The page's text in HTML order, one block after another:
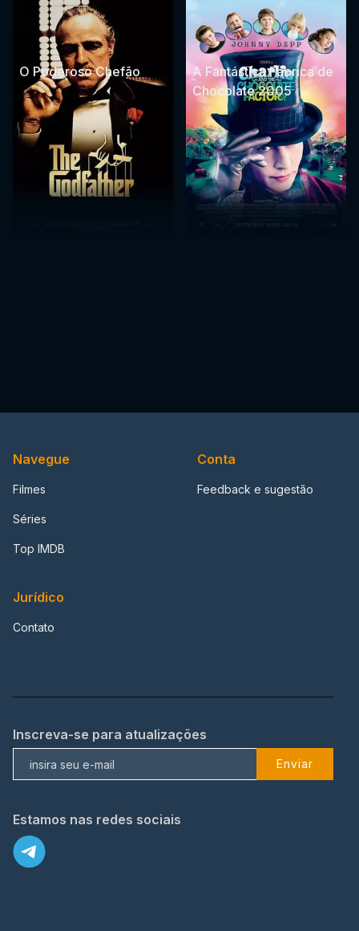
O Poderoso Chefão
A Fantástica Fábrica de
Chocolate 2005
Navegue
Filmes
Séries
Top IMDB
Conta
Feedback e sugestão
Jurídico
Contato
Inscreva-se para atualizações
Enviar
Estamos nas redes sociais